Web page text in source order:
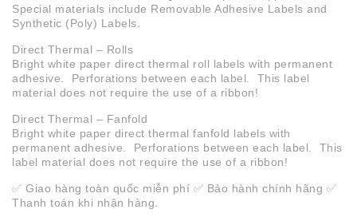
Special materials include Removable Adhesive Labels and
Synthetic (Poly) Labels.
Direct Thermal – Rolls
Bright white paper direct thermal roll labels with permanent
adhesive. Perforations between each label. This label
material does not require the use of a ribbon!
Direct Thermal – Fanfold
Bright white paper direct thermal fanfold labels with
permanent adhesive. Perforations between each label. This
label material does not require the use of a ribbon!
✅ Giao hàng toàn quốc miễn phí ✅ Bảo hành chính hãng ✅
Thanh toán khi nhận hàng.